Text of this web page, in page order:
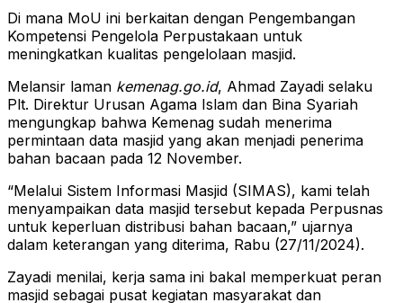
Di mana MoU ini berkaitan dengan Pengembangan
Kompetensi Pengelola Perpustakaan untuk
meningkatkan kualitas pengelolaan masjid.
Melansir laman kemenag.go.id, Ahmad Zayadi selaku
Plt. Direktur Urusan Agama Islam dan Bina Syariah
mengungkap bahwa Kemenag sudah menerima
permintaan data masjid yang akan menjadi penerima
bahan bacaan pada 12 November.
“Melalui Sistem Informasi Masjid (SIMAS), kami telah
menyampaikan data masjid tersebut kepada Perpusnas
untuk keperluan distribusi bahan bacaan,” ujarnya
dalam keterangan yang diterima, Rabu (27/11/2024).
Zayadi menilai, kerja sama ini bakal memperkuat peran
masjid sebagai pusat kegiatan masyarakat dan